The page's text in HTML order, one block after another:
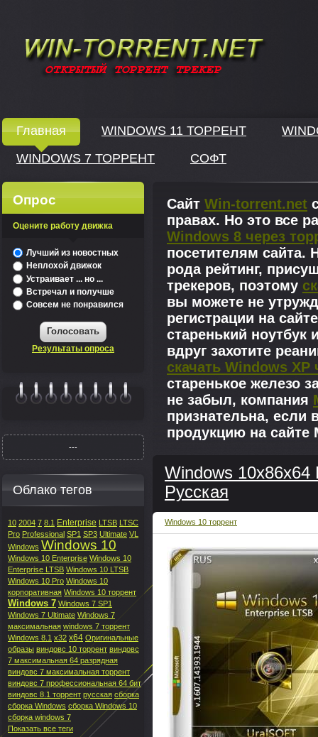
Главная WINDOWS 11 ТОРРЕНТ
WINDOWS 7 ТОРРЕНТ
СОФТ
Сайт Win-torrent.net
правах. Но это все
Windows 8 через
посетителям сайта.
рода рейтинг,
трекеров, поэтому
вы можете не
регистрации на
старенький
вдруг захотите
скачать Windows XP
старенькое железо
не забыл, компания
признательна, если
продукцию на сайте
Windows 10x86x64
Русская
Windows 10 торрент
Опрос
Оцените работу движка
Лучший из новостных
Неплохой движок
Устраивает ... но ...
Встречал и получше
Совсем не понравился
Голосовать
Результаты опроса
---
Облако тегов
10 2004 7 8.1 Enterprise LTSB LTSC
Pro Professional SP1 SP3 Ultimate VL
Windows Windows 10
Windows 10 Enterprise Windows 10
Enterprise LTSB Windows 10 LTSB
Windows 10 Pro Windows 10
корпоративная Windows 10 торрент
Windows 7 Windows 7 SP1
Windows 7 Ultimate Windows 7
максимальная windows 7 торрент
Windows 8.1 x32 x64 Оригинальные
образы виндовс 10 торрент виндовс
7 максимальная 64 разрядная
виндовс 7 максимальная торрент
виндовс 7 профессиональная 64 бит
виндовс 8.1 торрент русская сборка
сборка Windows сборка Windows 10
сборка windows 7
Показать все теги